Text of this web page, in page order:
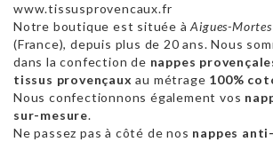
www.tissusprovencaux.fr
Notre boutique est située àAigues-Mortes
(France), depuis plus de 20 ans. Nous
dans la confection de nappes
tissus provençaux au métrage 100%
Nous confectionnons également vos
sur-mesure.
Ne passez pas à côté de nos nappes